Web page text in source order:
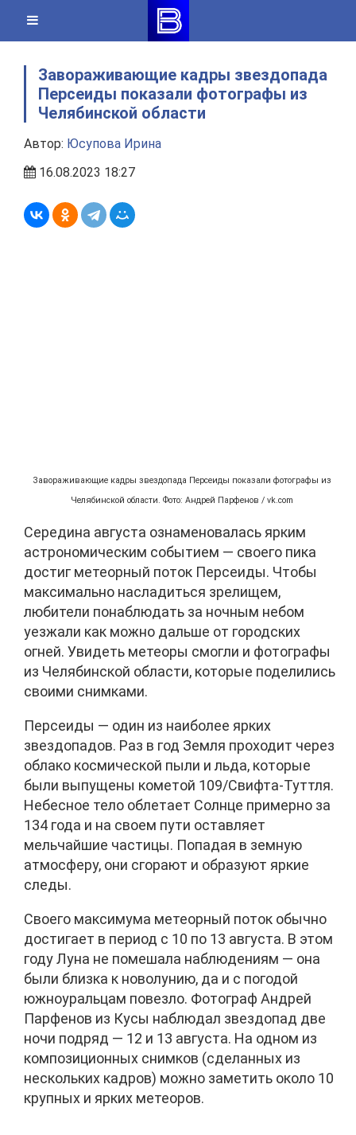
content
Завораживающие кадры звездопада
Персеиды показали фотографы из
Челябинской области
Автор: Юсупова Ирина
16.08.2023 18:27
Завораживающие кадры звездопада Персеиды показали фотографы из
Челябинской области. Фото: Андрей Парфенов / vk.com
Середина августа ознаменовалась ярким
астрономическим событием — своего пика
достиг метеорный поток Персеиды. Чтобы
максимально насладиться зрелищем,
любители понаблюдать за ночным небом
уезжали как можно дальше от городских
огней. Увидеть метеоры смогли и фотографы
из Челябинской области, которые поделились
своими снимками.
Персеиды — один из наиболее ярких
звездопадов. Раз в год Земля проходит через
облако космической пыли и льда, которые
были выпущены кометой 109/Свифта-Туттля.
Небесное тело облетает Солнце примерно за
134 года и на своем пути оставляет
мельчайшие частицы. Попадая в земную
атмосферу, они сгорают и образуют яркие
следы.
Своего максимума метеорный поток обычно
достигает в период с 10 по 13 августа. В этом
году Луна не помешала наблюдениям — она
были близка к новолунию, да и с погодой
южноуральцам повезло. Фотограф Андрей
Парфенов из Кусы наблюдал звездопад две
ночи подряд — 12 и 13 августа. На одном из
композиционных снимков (сделанных из
нескольких кадров) можно заметить около 10
крупных и ярких метеоров.